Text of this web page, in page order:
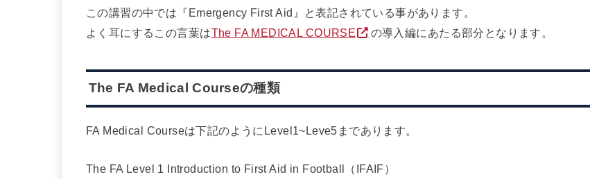
この講習の中では『Emergency First Aid』と表記されている事があります。
よく耳にするこの言葉はThe FA MEDICAL COURSE の導入編にあたる部分となります。
The FA Medical Courseの種類
FA Medical Courseは下記のようにLevel1~Leve5まであります。
The FA Level 1 Introduction to First Aid in Football（IFAIF）